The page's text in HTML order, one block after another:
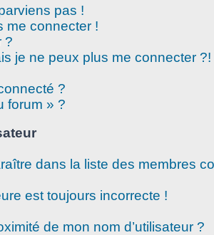
pas !
me connecter !
?
je ne peux plus me connecter ?!
?
forum » ?
dans la liste des membres
est toujours incorrecte !
de mon nom d’utilisateur ?